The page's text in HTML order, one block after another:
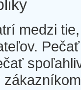
medzi